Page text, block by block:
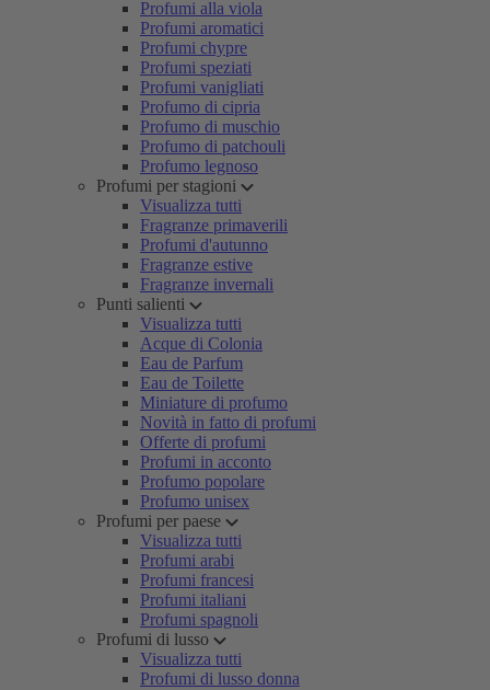
Profumi alla viola
Profumi aromatici
Profumi chypre
Profumi speziati
Profumi vanigliati
Profumo di cipria
Profumo di muschio
Profumo di patchouli
Profumo legnoso
Profumi per stagioni
Visualizza tutti
Fragranze primaverili
Profumi d'autunno
Fragranze estive
Fragranze invernali
Punti salienti
Visualizza tutti
Acque di Colonia
Eau de Parfum
Eau de Toilette
Miniature di profumo
Novità in fatto di profumi
Offerte di profumi
Profumi in acconto
Profumo popolare
Profumo unisex
Profumi per paese
Visualizza tutti
Profumi arabi
Profumi francesi
Profumi italiani
Profumi spagnoli
Profumi di lusso
Visualizza tutti
Profumi di lusso donna